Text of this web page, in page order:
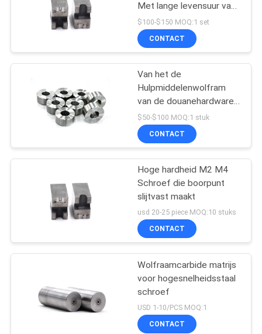
Met lange levensuur van
de Puntmatrijs Matrijs
boren
$100-$150 MOQ:1 set
CONTACT
Van het de
Hulpmiddelenwolfram
van de douanehardware
het Carbidematrijs voor
Schroefvormen
$50-$100 MOQ:1 stuk
CONTACT
Hoge hardheid M2 M4
Schroef die boorpunt
slijtvast maakt
usd 20-25 piece MOQ:10 stuks
CONTACT
Wolfraamcarbide matrijs
voor hogesnelheidsstaal
schroef
USD 1-10/PCS MOQ:1
CONTACT